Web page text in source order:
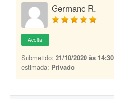
Germano R.
Aceita
Submetido: 21/10/2020 às 14:30
estimada: Privado